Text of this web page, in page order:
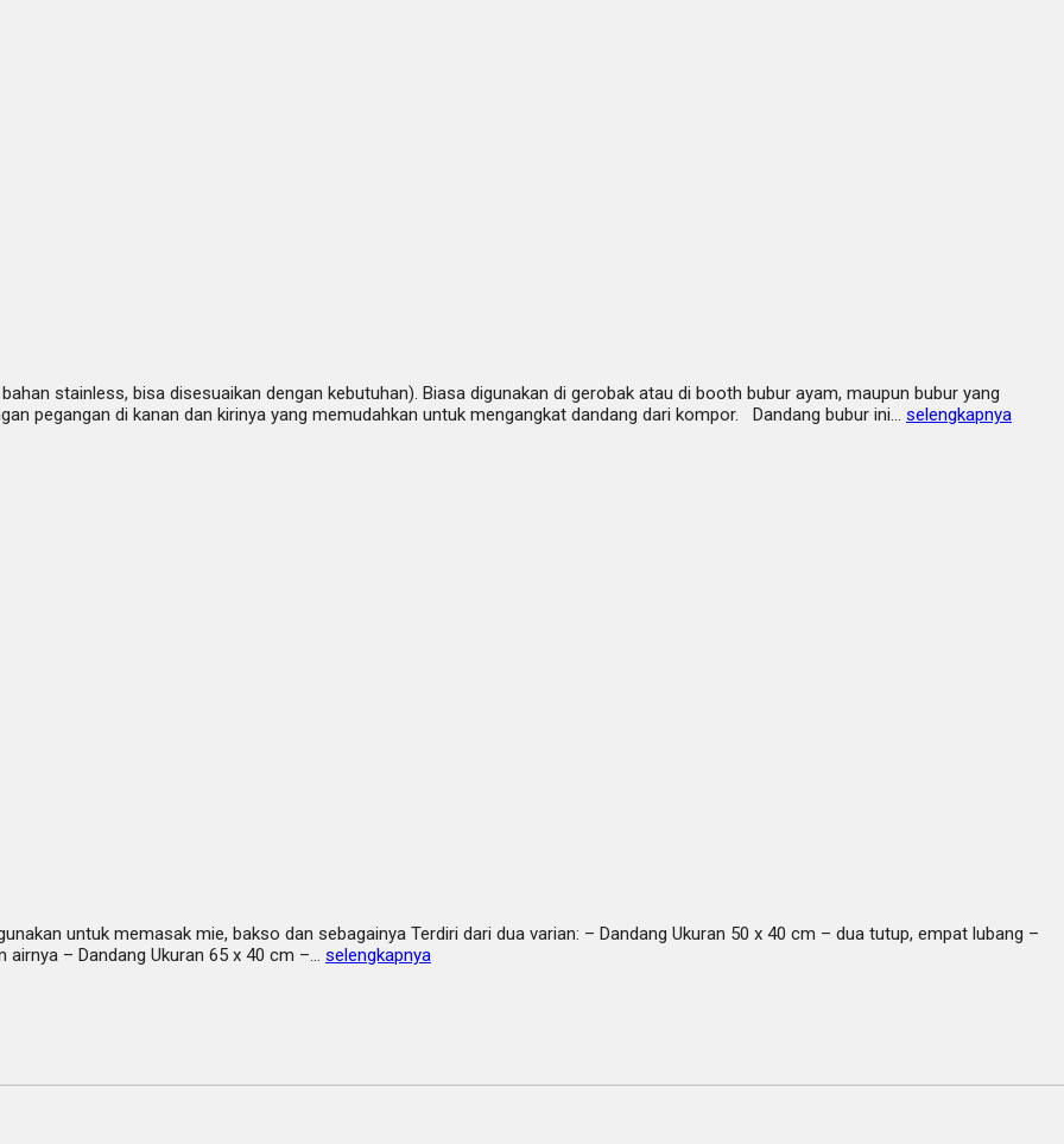
stainless, bisa disesuaikan dengan kebutuhan). Biasa digunakan di gerobak atau di booth bubur ayam, maupun bubur yang
pegangan di kanan dan kirinya yang memudahkan untuk mengangkat dandang dari kompor. Dandang bubur ini… selengkapnya
untuk memasak mie, bakso dan sebagainya Terdiri dari dua varian: – Dandang Ukuran 50 x 40 cm – dua tutup, empat lubang –
– Dandang Ukuran 65 x 40 cm –… selengkapnya